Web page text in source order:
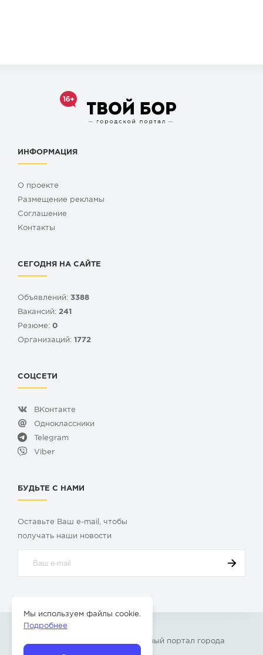
ИНФОРМАЦИЯ
О проекте
Размещение рекламы
Cоглашение
Контакты
СЕГОДНЯ НА САЙТЕ
Объявлений: 3388
Вакансий: 241
Резюме: 0
Организаций: 1772
СОЦСЕТИ
ВКонтакте
Одноклассники
Telegram
Viber
БУДЬТЕ С НАМИ
Оставьте Ваш e-mail, чтобы
получать наши новости
» – Главный портал города
Бор Нижегородской области
Мы используем файлы cookie.
Подробнее